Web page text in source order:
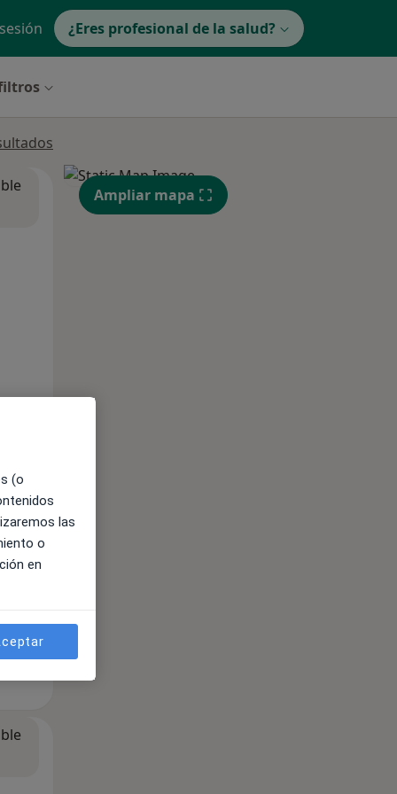
¿Eres profesional de la salud?
Ampliar mapa
(o
las
o
en